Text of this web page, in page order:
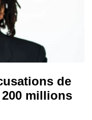
de
millions